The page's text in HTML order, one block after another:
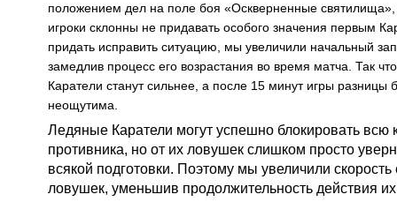
положением дел на поле боя «Оскверненные
игроки склонны не придавать особого значения первым
придать исправить ситуацию, мы увеличили начальный
замедлив процесс его возрастания во время матча. Так
Каратели станут сильнее, а после 15 минут игры разницы
неощутима.
Ледяные Каратели могут успешно блокировать всю
противника, но от их ловушек слишком просто
всякой подготовки. Поэтому мы увеличили
ловушек, уменьшив продолжительность действия